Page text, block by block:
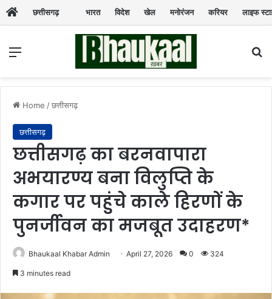
छत्तीसगढ़ भारत विदेश खेल मनोरंजन करियर लाइफ
Menu
Home /छत्तीसगढ़
छत्तीसगढ़
छत्तीसगढ़ का बरनवापारा
अभयारण्य बना विलुप्ति के
कगार पर पहुंचे काले हिरणों के
पुनर्जीवन का मजबूत उदाहरण*
Bhaukaal Khabar Admin April 27, 2026 0 324
3 minutes read